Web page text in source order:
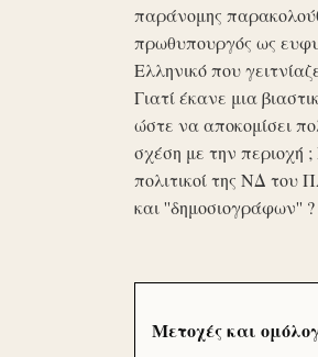
παράνομης
πρωθυπουργός ως
Ελληνικό που
Γιατί έκανε μια
ώστε να αποκομίσει
σχέση με την περιοχή
πολιτικοί της ΝΔ
και ''δημοσιογράφων'' ?
Μετοχές και